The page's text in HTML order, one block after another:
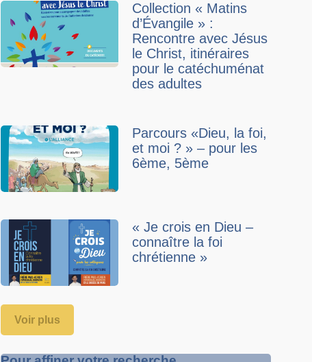
Collection « Matins
d’Évangile » :
Rencontre avec Jésus
le Christ, itinéraires
pour le catéchuménat
des adultes
Parcours «Dieu, la foi,
et moi ? » – pour les
6ème, 5ème
« Je crois en Dieu –
connaître la foi
chrétienne »
Voir plus